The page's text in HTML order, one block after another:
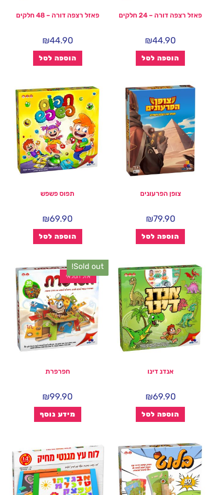
פאזל רצפה דורה – 24 חלקים
₪44.90
הוספה לסל
פאזל רצפה דורה – 48 חלקים
₪44.90
הוספה לסל
צופן הפרעונים
₪79.90
הוספה לסל
תפוס פשפש
₪69.90
הוספה לסל
אנדנ דינו
₪69.90
הוספה לסל
Sold out!
אזל המלאי
חפרפרת
₪99.90
מידע נוסף